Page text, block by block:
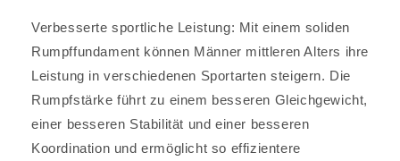
Verbesserte sportliche Leistung: Mit einem soliden
Rumpffundament können Männer mittleren Alters ihre
Leistung in verschiedenen Sportarten steigern. Die
Rumpfstärke führt zu einem besseren Gleichgewicht,
einer besseren Stabilität und einer besseren
Koordination und ermöglicht so effizientere